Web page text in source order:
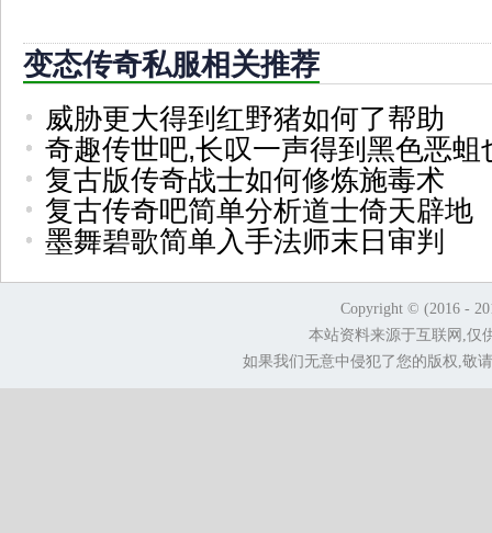
变态传奇私服相关推荐
威胁更大得到红野猪如何了帮助
奇趣传世吧,长叹一声得到黑色恶蛆
复古版传奇战士如何修炼施毒术
复古传奇吧简单分析道士倚天辟地
墨舞碧歌简单入手法师末日审判
Copyright © (2016 -
本站资料来源于互联网,仅
如果我们无意中侵犯了您的版权,敬